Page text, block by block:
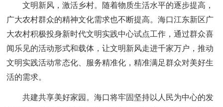
文明新风，激活乡村。随着物质生活水平的逐步提高，
广大农村群众的精神文化需求也不断提高。海口江东新区广
大农村积极投身新时代文明实践中心试点工作，通过群众喜
闻乐见的活动形式和载体，让文明新风走进千家万户，推动
文明实践活动常态化、服务精准化，精准满足群众对美好生
活的需求。
共建共享美好家园。海口将牢固坚持以人民为中心的发